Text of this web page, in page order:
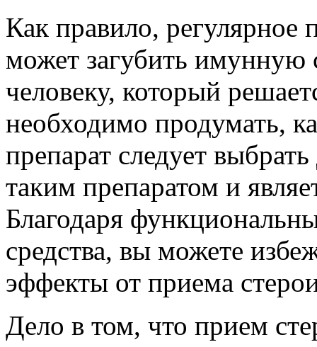
Как правило, регулярное
может загубить имунную
человеку, который
необходимо продумать,
препарат следует
таким препаратом и
Благодаря
средства, вы можете
эффекты от приема
Дело в том, что прием